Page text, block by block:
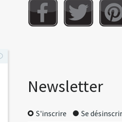
Newsletter
S'inscrire Se